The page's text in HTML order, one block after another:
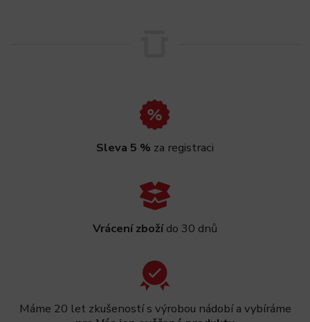
Sleva 5 % za registraci
Vrácení zbožído 30 dnů
Máme 20 let zkušeností s výrobou nádobí a vybíráme